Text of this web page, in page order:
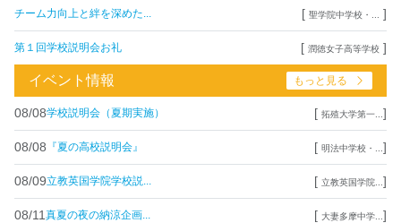
チーム力向上と絆を深めた... [ 聖学院中学校・... ]
第１回学校説明会お礼 [ 潤徳女子高等学校 ]
イベント情報 もっと見る
08/08学校説明会（夏期実施） [ 拓殖大学第一... ]
08/08 『夏の高校説明会』 [ 明法中学校・... ]
08/09立教英国学院学校説... [ 立教英国学院... ]
08/11 真夏の夜の納涼企画... [ 大妻多摩中学... ]